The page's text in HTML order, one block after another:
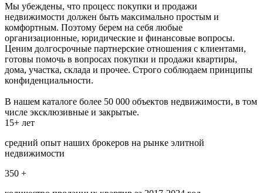
Мы убеждены, что процесс покупки и продажи
недвижимости должен быть максимально простым и
комфортным. Поэтому берем на себя любые
организационные, юридические и финансовые вопросы.
Ценим долгосрочные партнерские отношения с клиентами,
готовы помочь в вопросах покупки и продажи квартиры,
дома, участка, склада и прочее. Строго соблюдаем принципы
конфиденциальности.
В нашем каталоге более 50 000 объектов недвижимости, в том
числе эксклюзивные и закрытые.
15+ лет
средний опыт наших брокеров на рынке элитной
недвижимости
350 +